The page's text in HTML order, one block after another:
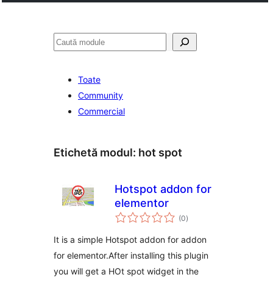
Caută
Toate
Community
Commercial
Etichetă modul: hot spot
Hotspot addon for
elementor
(0total
aprecieri
)
It is a simple Hotspot addon for addon
for elementor.After installing this plugin
you will get a HOt spot widget in the